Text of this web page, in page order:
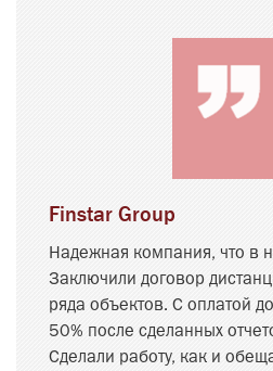
Finstar Group
Надежная компания, что в
Заключили договор
ряда объектов. С оплатой
50% после сделанных
Сделали работу, как и